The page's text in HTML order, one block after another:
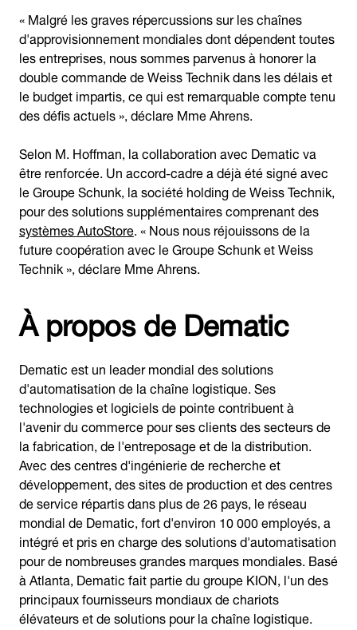
« Malgré les graves répercussions sur les chaînes
d'approvisionnement mondiales dont dépendent toutes
les entreprises, nous sommes parvenus à honorer la
double commande de Weiss Technik dans les délais et
le budget impartis, ce qui est remarquable compte tenu
des défis actuels », déclare Mme Ahrens.
Selon M. Hoffman, la collaboration avec Dematic va
être renforcée. Un accord-cadre a déjà été signé avec
le Groupe Schunk, la société holding de Weiss Technik,
pour des solutions supplémentaires comprenant des
systèmes AutoStore. « Nous nous réjouissons de la
future coopération avec le Groupe Schunk et Weiss
Technik », déclare Mme Ahrens.
À propos de Dematic
Dematic est un leader mondial des solutions
d'automatisation de la chaîne logistique. Ses
technologies et logiciels de pointe contribuent à
l'avenir du commerce pour ses clients des secteurs de
la fabrication, de l'entreposage et de la distribution.
Avec des centres d'ingénierie de recherche et
développement, des sites de production et des centres
de service répartis dans plus de 26 pays, le réseau
mondial de Dematic, fort d'environ 10 000 employés, a
intégré et pris en charge des solutions d'automatisation
pour de nombreuses grandes marques mondiales. Basé
à Atlanta, Dematic fait partie du groupe KION, l'un des
principaux fournisseurs mondiaux de chariots
élévateurs et de solutions pour la chaîne logistique.